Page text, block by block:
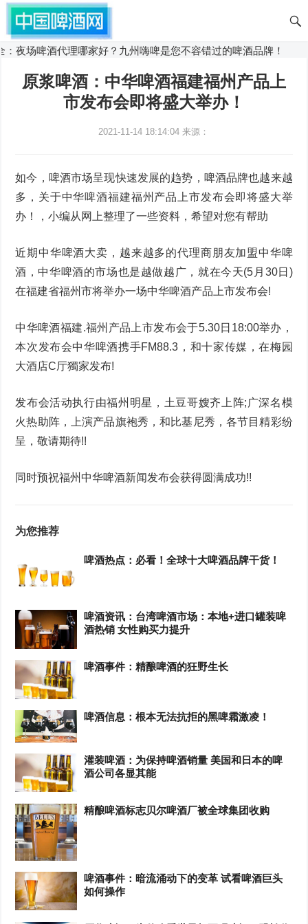
夜场啤酒代理哪家好？九州嗨啤是您不容错过的啤酒品牌！
原浆啤酒：中华啤酒福建福州产品上
市发布会即将盛大举办！
2021-11-14 18:14:04 来源：
如今，啤酒市场呈现快速发展的趋势，啤酒品牌也越来越
多，关于中华啤酒福建福州产品上市发布会即将盛大举
办！，小编从网上整理了一些资料，希望对您有帮助
近期中华啤酒大卖，越来越多的代理商朋友加盟中华啤
酒，中华啤酒的市场也是越做越广，就在今天(5月30日)
在福建省福州市将举办一场中华啤酒产品上市发布会!
中华啤酒福建.福州产品上市发布会于5.30日18:00举办，
本次发布会中华啤酒携手FM88.3，和十家传媒，在梅园
大酒店C厅獨家发布!
发布会活动执行由福州明星，土豆哥嫂齐上阵;广深名模
火热助阵，上演产品旗袍秀，和比基尼秀，各节目精彩纷
呈，敬请期待!!
同时预祝福州中华啤酒新闻发布会获得圆满成功!!
为您推荐
啤酒热点：必看！全球十大啤酒品牌干货！
啤酒资讯：台湾啤酒市场：本地+进口罐装啤
酒热销 女性购买力提升
啤酒事件：精酿啤酒的狂野生长
啤酒信息：根本无法抗拒的黑啤霜激凌！
灌装啤酒：为保持啤酒销量 美国和日本的啤
酒公司各显其能
精酿啤酒标志贝尔啤酒厂被全球集团收购
啤酒事件：暗流涌动下的变革 试看啤酒巨头
如何操作